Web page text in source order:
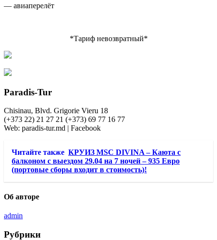
— авиаперелёт
*Тариф невозвратный*
Paradis-Tur
Chisinau, Blvd. Grigorie Vieru 18
(+373 22) 21 27 21 (+373) 69 77 16 77
Web: paradis-tur.md | Facebook
Читайте также КРУИЗ MSC DIVINA – Каюта с
балконом с выездом 29.04 на 7 ночей – 935 Евро
(портовые сборы входит в стоимость)!
Об авторе
admin
Рубрики